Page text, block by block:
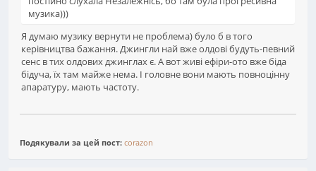
музика)))
Я думаю музику вернути не проблема) було б в того
керівництва бажання. Джингли най вже олдові будуть-певний
сенс в тих олдових джинглах є. А вот живі ефіри-ото вже біда
бідуча, їх там майже нема. І головне вони мають повноцінну
апаратуру, мають частоту.
Подякували за цей пост: corazon